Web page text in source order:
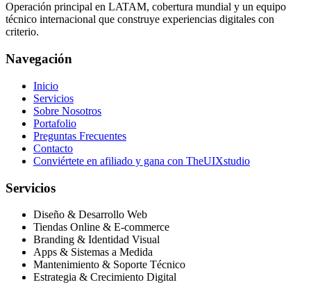
Operación principal en LATAM, cobertura mundial y un equipo
técnico internacional que construye experiencias digitales con
criterio.
Navegación
Inicio
Servicios
Sobre Nosotros
Portafolio
Preguntas Frecuentes
Contacto
Conviértete en afiliado y gana con TheUIXstudio
Servicios
Diseño & Desarrollo Web
Tiendas Online & E-commerce
Branding & Identidad Visual
Apps & Sistemas a Medida
Mantenimiento & Soporte Técnico
Estrategia & Crecimiento Digital